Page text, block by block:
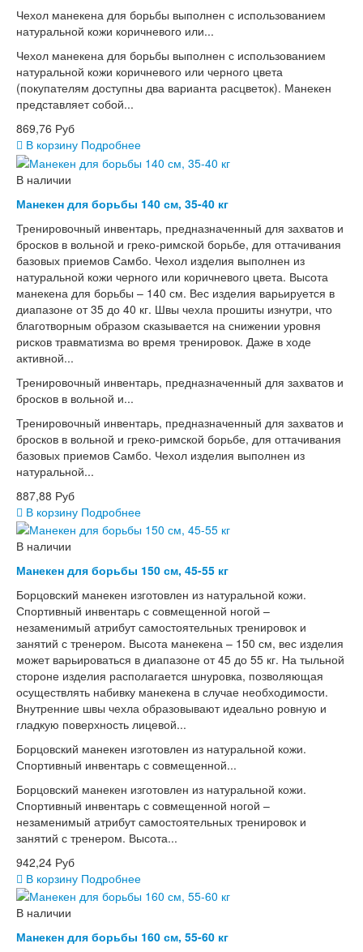
Чехол манекена для борьбы выполнен с использованием
натуральной кожи коричневого или...
Чехол манекена для борьбы выполнен с использованием
натуральной кожи коричневого или черного цвета
(покупателям доступны два варианта расцветок). Манекен
представляет собой...
869,76 Руб
В корзину Подробнее
В наличии
Манекен для борьбы 140 см, 35-40 кг
Тренировочный инвентарь, предназначенный для захватов и
бросков в вольной и греко-римской борьбе, для оттачивания
базовых приемов Самбо. Чехол изделия выполнен из
натуральной кожи черного или коричневого цвета. Высота
манекена для борьбы – 140 см. Вес изделия варьируется в
диапазоне от 35 до 40 кг. Швы чехла прошиты изнутри, что
благотворным образом сказывается на снижении уровня
рисков травматизма во время тренировок. Даже в ходе
активной...
Тренировочный инвентарь, предназначенный для захватов и
бросков в вольной и...
Тренировочный инвентарь, предназначенный для захватов и
бросков в вольной и греко-римской борьбе, для оттачивания
базовых приемов Самбо. Чехол изделия выполнен из
натуральной...
887,88 Руб
В корзину Подробнее
В наличии
Манекен для борьбы 150 см, 45-55 кг
Борцовский манекен изготовлен из натуральной кожи.
Спортивный инвентарь с совмещенной ногой –
незаменимый атрибут самостоятельных тренировок и
занятий с тренером. Высота манекена – 150 см, вес изделия
может варьироваться в диапазоне от 45 до 55 кг. На тыльной
стороне изделия располагается шнуровка, позволяющая
осуществлять набивку манекена в случае необходимости.
Внутренние швы чехла образовывают идеально ровную и
гладкую поверхность лицевой...
Борцовский манекен изготовлен из натуральной кожи.
Спортивный инвентарь с совмещенной...
Борцовский манекен изготовлен из натуральной кожи.
Спортивный инвентарь с совмещенной ногой –
незаменимый атрибут самостоятельных тренировок и
занятий с тренером. Высота...
942,24 Руб
В корзину Подробнее
В наличии
Манекен для борьбы 160 см, 55-60 кг